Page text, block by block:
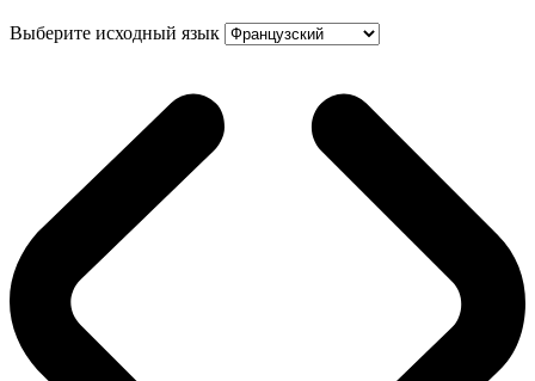
Выберите исходный язык